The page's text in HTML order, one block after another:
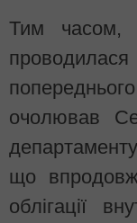
Тим часом,
очолював
що
облігації